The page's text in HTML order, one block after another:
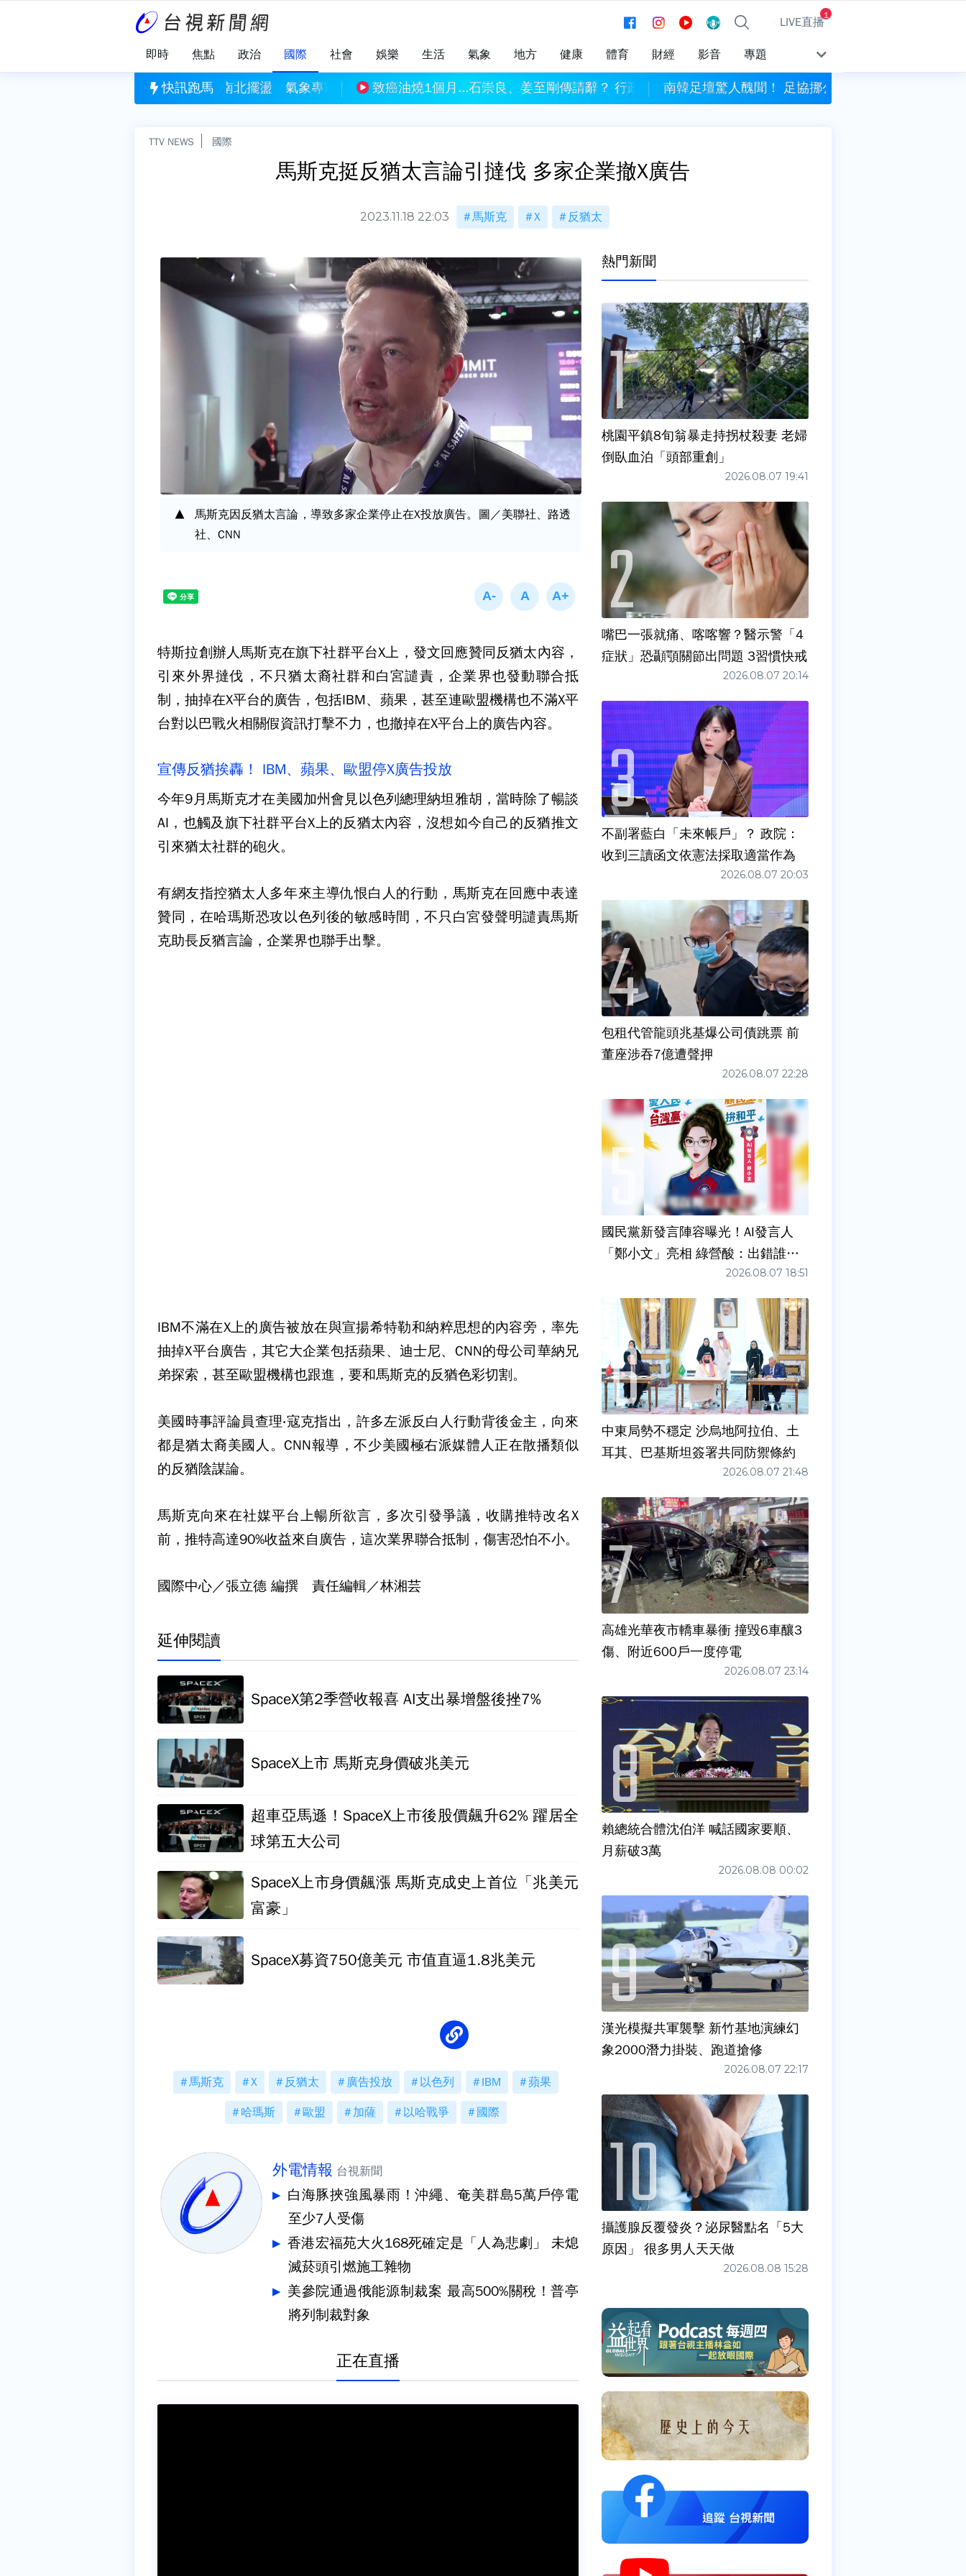
LIVE直播1
即時 焦點 政治 國際 社會 娛樂 生活 氣象 地方 健康 體育 財經 影音 專題
快訊跑馬
海豚跳」路徑南北擺盪 氣象專家：與雙眼牆結構有關致癌油燒1個月...石崇良、姜至剛傳請辭？ 行政院澄清：並未討論南韓足壇驚人醜聞！ 足協挪公款性招待外籍裁判
TTV NEWS 國際
馬斯克挺反猶太言論引撻伐 多家企業撤X廣告
2023.11.18 22:03 馬斯克 X 反猶太
馬斯克因反猶太言論，導致多家企業停止在X投放廣告。圖／美聯社、路透
社、CNN
特斯拉創辦人馬斯克在旗下社群平台X上，發文回應贊同反猶太內容，
引來外界撻伐，不只猶太裔社群和白宮譴責，企業界也發動聯合抵
制，抽掉在X平台的廣告，包括IBM、蘋果，甚至連歐盟機構也不滿X平
台對以巴戰火相關假資訊打擊不力，也撤掉在X平台上的廣告內容。
宣傳反猶挨轟！ IBM、蘋果、歐盟停X廣告投放
今年9月馬斯克才在美國加州會見以色列總理納坦雅胡，當時除了暢談
AI，也觸及旗下社群平台X上的反猶太內容，沒想如今自己的反猶推文
引來猶太社群的砲火。
有網友指控猶太人多年來主導仇恨白人的行動，馬斯克在回應中表達
贊同，在哈瑪斯恐攻以色列後的敏感時間，不只白宮發聲明譴責馬斯
克助長反猶言論，企業界也聯手出擊。
IBM不滿在X上的廣告被放在與宣揚希特勒和納粹思想的內容旁，率先
抽掉X平台廣告，其它大企業包括蘋果、迪士尼、CNN的母公司華納兄
弟探索，甚至歐盟機構也跟進，要和馬斯克的反猶色彩切割。
美國時事評論員查理‧寇克指出，許多左派反白人行動背後金主，向來
都是猶太裔美國人。CNN報導，不少美國極右派媒體人正在散播類似
的反猶陰謀論。
馬斯克向來在社媒平台上暢所欲言，多次引發爭議，收購推特改名X
前，推特高達90%收益來自廣告，這次業界聯合抵制，傷害恐怕不小。
國際中心／張立德 編撰 責任編輯／林湘芸
延伸閱讀
SpaceX第2季營收報喜 AI支出暴增盤後挫7%
SpaceX上市 馬斯克身價破兆美元
超車亞馬遜！SpaceX上市後股價飆升62% 躍居全
球第五大公司
SpaceX上市身價飆漲 馬斯克成史上首位「兆美元
富豪」
SpaceX募資750億美元 市值直逼1.8兆美元
馬斯克 X 反猶太 廣告投放 以色列 IBM 蘋果
哈瑪斯 歐盟 加薩 以哈戰爭 國際
外電情報 台視新聞
白海豚挾強風暴雨！沖繩、奄美群島5萬戶停電
至少7人受傷
香港宏福苑大火168死確定是「人為悲劇」 未熄
滅菸頭引燃施工雜物
美參院通過俄能源制裁案 最高500%關稅！普亭
將列制裁對象
正在直播
熱門新聞
桃園平鎮8旬翁暴走持拐杖殺妻 老婦
倒臥血泊「頭部重創」
2026.08.07 19:41
嘴巴一張就痛、喀喀響？醫示警「4
症狀」恐顳顎關節出問題 3習慣快戒
2026.08.07 20:14
不副署藍白「未來帳戶」？ 政院：
收到三讀函文依憲法採取適當作為
2026.08.07 20:03
包租代管龍頭兆基爆公司債跳票 前
董座涉吞7億遭聲押
2026.08.07 22:28
國民黨新發言陣容曝光！AI發言人
「鄭小文」亮相 綠營酸：出錯誰負
2026.08.07 18:51
中東局勢不穩定 沙烏地阿拉伯、土
耳其、巴基斯坦簽署共同防禦條約
2026.08.07 21:48
高雄光華夜市轎車暴衝 撞毀6車釀3
傷、附近600戶一度停電
2026.08.07 23:14
賴總統合體沈伯洋 喊話國家要順、
月薪破3萬
2026.08.08 00:02
漢光模擬共軍襲擊 新竹基地演練幻
象2000潛力掛裝、跑道搶修
2026.08.07 22:17
攝護腺反覆發炎？泌尿醫點名「5大
原因」 很多男人天天做
2026.08.08 15:28